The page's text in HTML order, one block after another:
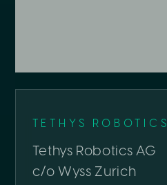
TETHYS ROBOTICS
Tethys Robotics AG
c/o Wyss Zurich